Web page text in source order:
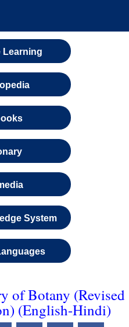
Learning
System
of Botany (Revised
(English-Hindi)